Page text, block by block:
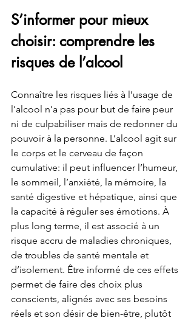
S’informer pour mieux
choisir: comprendre les
risques de l’alcool
Connaître les risques liés à l’usage de
l’alcool n’a pas pour but de faire peur
ni de culpabiliser mais de redonner du
pouvoir à la personne. L’alcool agit sur
le corps et le cerveau de façon
cumulative: il peut influencer l’humeur,
le sommeil, l’anxiété, la mémoire, la
santé digestive et hépatique, ainsi que
la capacité à réguler ses émotions. À
plus long terme, il est associé à un
risque accru de maladies chroniques,
de troubles de santé mentale et
d’isolement. Être informé de ces effets
permet de faire des choix plus
conscients, alignés avec ses besoins
réels et son désir de bien-être, plutôt